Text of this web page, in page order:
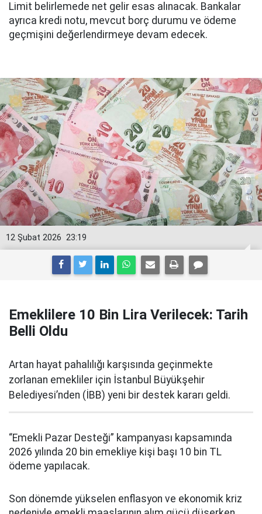
Limit belirlemede net gelir esas alınacak. Bankalar
ayrıca kredi notu, mevcut borç durumu ve ödeme
geçmişini değerlendirmeye devam edecek.
23:19
12 Şubat 2026
Emeklilere 10 Bin Lira Verilecek: Tarih
Belli Oldu
Artan hayat pahalılığı karşısında geçinmekte
zorlanan emekliler için İstanbul Büyükşehir
Belediyesi’nden (İBB) yeni bir destek kararı geldi.
“Emekli Pazar Desteği” kampanyası kapsamında
2026 yılında 20 bin emekliye kişi başı 10 bin TL
ödeme yapılacak.
Son dönemde yükselen enflasyon ve ekonomik kriz